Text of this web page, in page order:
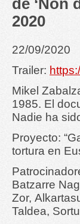
de ‘Non
2020
22/09/2020
Trailer:
Mikel
1985. El
Nadie ha
Proyecto:
tortura en
Batzarre
Zor,
Taldea,